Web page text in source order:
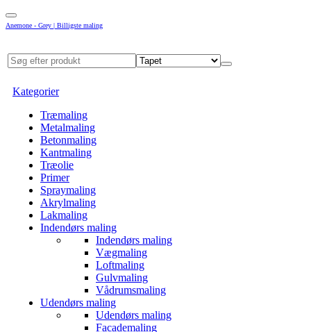
Anemone - Grey | Billigste maling
Kategorier
Træmaling
Metalmaling
Betonmaling
Kantmaling
Træolie
Primer
Spraymaling
Akrylmaling
Lakmaling
Indendørs maling
Indendørs maling
Vægmaling
Loftmaling
Gulvmaling
Vådrumsmaling
Udendørs maling
Udendørs maling
Facademaling